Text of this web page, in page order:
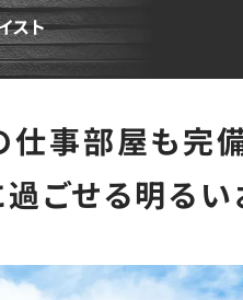
スト
事部屋も完
ごせる明るい